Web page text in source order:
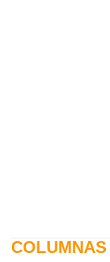
COLUMNAS